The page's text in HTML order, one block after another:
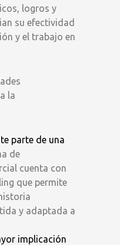
logros y
su efectividad
y el trabajo en
la
parte de una
de
cuenta con
que permite
y adaptada a
implicación